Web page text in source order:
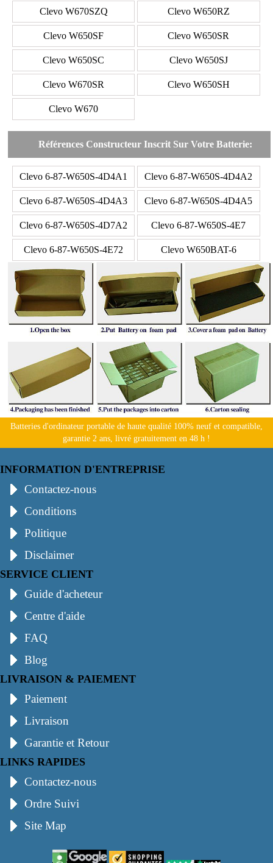
Clevo W670SZQ Clevo W650RZ
Clevo W650SF Clevo W650SR
Clevo W650SC Clevo W650SJ
Clevo W670SR Clevo W650SH
Clevo W670
Références Constructeur Inscrit Sur Votre Batterie:
Clevo 6-87-W650S-4D4A1 Clevo 6-87-W650S-4D4A2
Clevo 6-87-W650S-4D4A3 Clevo 6-87-W650S-4D4A5
Clevo 6-87-W650S-4D7A2 Clevo 6-87-W650S-4E7
Clevo 6-87-W650S-4E72 Clevo W650BAT-6
Batteries d'ordinateur portable de haute qualité 100% neuf et compatible,
garantie 2 ans, livré gratuitement en 48 h !
INFORMATION D'ENTREPRISE
Contactez-nous
Conditions
Politique
Disclaimer
SERVICE CLIENT
Guide d'acheteur
Centre d'aide
FAQ
Blog
LIVRAISON & PAIEMENT
Paiement
Livraison
Garantie et Retour
LINKS RAPIDES
Contactez-nous
Ordre Suivi
Site Map